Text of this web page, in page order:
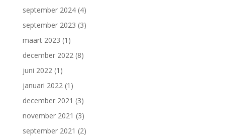
september 2024(4)
september 2023 (3)
maart 2023 (1)
december 2022 (8)
juni 2022 (1)
januari 2022 (1)
december 2021 (3)
november 2021 (3)
september 2021 (2)